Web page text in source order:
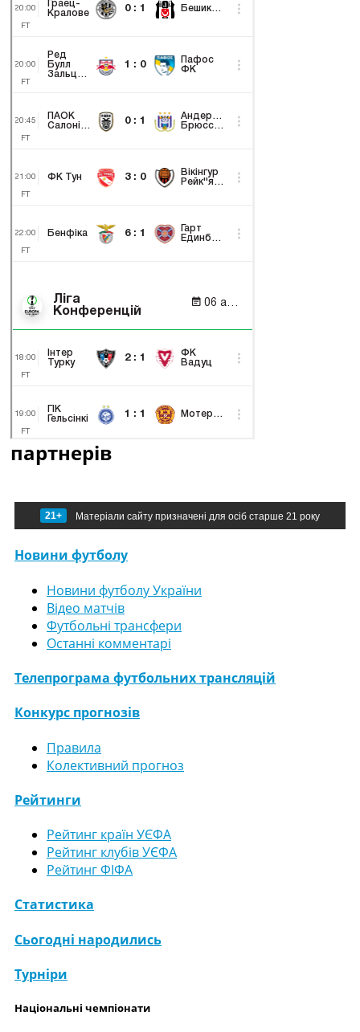
партнерів
21+ Матеріали сайту призначені для осіб старше 21 року
Новини футболу
Новини футболу України
Відео матчів
Футбольні трансфери
Останні комментарі
Телепрограма футбольних трансляцій
Конкурс прогнозів
Правила
Колективний прогноз
Рейтинги
Рейтинг країн УЄФА
Рейтинг клубів УЄФА
Рейтинг ФІФА
Статистика
Сьогодні народились
Турніри
Національні чемпіонати